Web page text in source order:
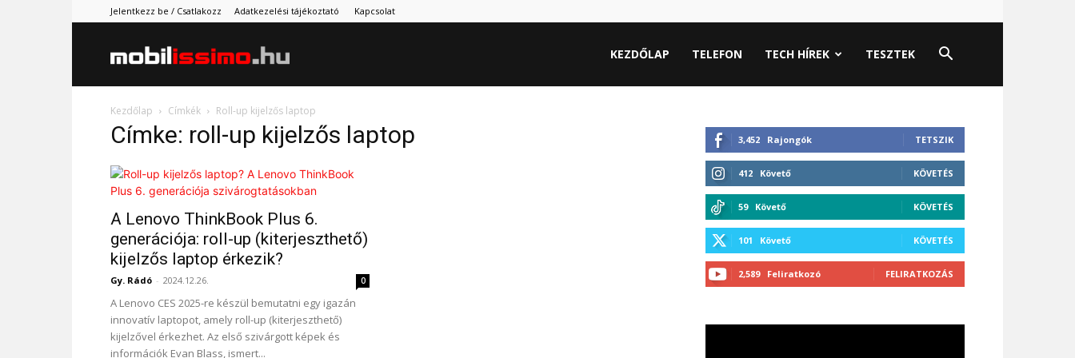
Jelentkezz be / Csatlakozz Adatkezelési tájékoztató Kapcsolat
Mobilissimo.hu KEZDŐLAP TELEFON TECH HÍREK TESZTEK
Kezdőlap Címkék Roll-up kijelzős laptop
Címke: roll-up kijelzős laptop
A Lenovo ThinkBook Plus 6.
generációja: roll-up (kiterjeszthető)
kijelzős laptop érkezik?
Gy. Rádó - 2024.12.26. 0
A Lenovo CES 2025-re készül bemutatni egy igazán
innovatív laptopot, amely roll-up (kiterjeszthető)
kijelzővel érkezhet. Az első szivárgott képek és
információk Evan Blass, ismert...
3,452 Rajongók TETSZIK
412 Követő KÖVETÉS
59 Követő KÖVETÉS
101 Követő KÖVETÉS
2,589 Feliratkozó FELIRATKOZÁS